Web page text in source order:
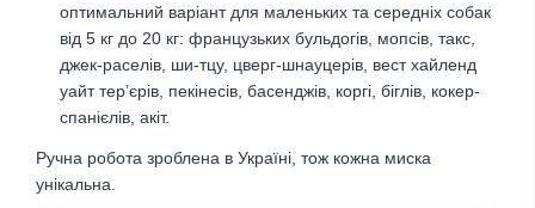
оптимальний варіант для маленьких та середніх собак
від 5 кг до 20 кг: французьких бульдогів, мопсів, такс,
джек-раселів, ши-тцу, цверг-шнауцерів, вест хайленд
уайт тер’єрів, пекінесів, басенджів, коргі, біглів, кокер-
спанієлів, акіт.
Ручна робота зроблена в Україні, тож кожна миска
унікальна.